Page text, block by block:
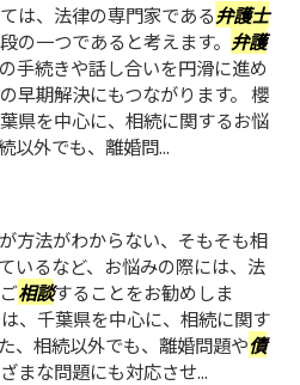
は、法律の専門家である弁護士
の一つであると考えます。 弁護
手続きや話し合いを円滑に進め
早期解決にもつながります。 櫻
県を中心に、相続に関するお悩
以外でも、離婚問...
方法がわからない、そもそも相
いるなど、お悩みの際には、法
相談することをお勧めしま
、千葉県を中心に、相続に関す
、相続以外でも、離婚問題や債
まな問題にも対応させ...